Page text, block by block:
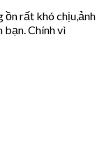
rất khó chịu,ảnh
bạn. Chính vì